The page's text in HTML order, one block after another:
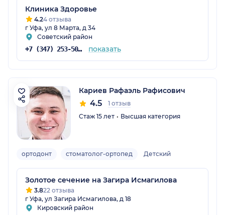
Клиника Здоровье
4.24 отзыва
г Уфа, ул 8 Марта, д 34
Советский район
+7 (347) 253-50-03 показать
Кариев Рафаэль Рафисович
4.5
1 отзыв
Стаж 15 лет
Высшая категория
ортодонт стоматолог-ортопед Детский
Золотое сечение на Загира Исмагилова
3.822 отзыва
г Уфа, ул Загира Исмагилова, д 18
Кировский район